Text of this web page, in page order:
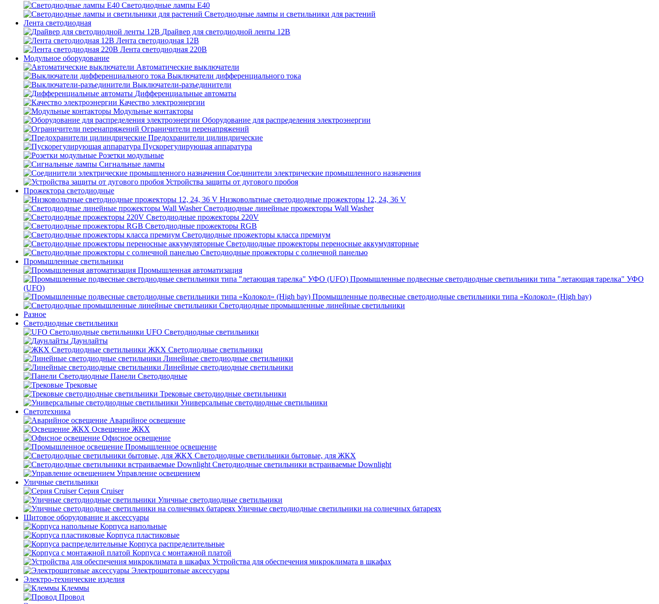
Светодиодные лампы Е40
Светодиодные лампы и светильники для растений
Лента светодиодная
Драйвер для светодиодной ленты 12В
Лента светодиодная 12В
Лента светодиодная 220В
Модульное оборудование
Автоматические выключатели
Выключатели дифференциального тока
Выключатели-разъединители
Дифференциальные автоматы
Качество электроэнергии
Модульные контакторы
Оборудование для распределения электроэнергии
Ограничители перенапряжений
Предохранители цилиндрические
Пускорегулирующая аппаратура
Розетки модульные
Сигнальные лампы
Соединители электрические промышленного назначения
Устройства защиты от дугового пробоя
Прожектора светодиодные
Низковольтные светодиодные прожекторы 12, 24, 36 V
Светодиодные линейные прожекторы Wall Washer
Светодиодные прожекторы 220V
Светодиодные прожекторы RGB
Светодиодные прожекторы класса премиум
Светодиодные прожекторы переносные аккумуляторные
Светодиодные прожекторы с солнечной панелью
Промышленные светильники
Промышленная автоматизация
Промышленные подвесные cветодиодные светильники типа "летающая тарелка" УФО
(UFO)
Промышленные подвесные cветодиодные светильники типа «Колокол» (High bay)
Светодиодные промышленные линейные светильники
Разное
Светодиодные светильники
UFO Светодиодные светильники
Даунлайты
ЖКХ Светодиодные светильники
Линейные светодиодные светильники
Линейные светодиодные светильники
Панели Светодиодные
Трековые
Трековые светодиодные светильники
Универсальные светодиодные светильники
Светотехника
Аварийное освещение
Освещение ЖКХ
Офисное освещение
Промышленное освещение
Светодиодные светильники бытовые, для ЖКХ
Светодиодные светильники встраиваемые Downlight
Управление освещением
Уличные светильники
Серия Cruiser
Уличные светодиодные светильники
Уличные светодиодные светильники на солнечных батареях
Щитовое оборудование и аксессуары
Корпуса напольные
Корпуса пластиковые
Корпуса распределительные
Корпуса с монтажной платой
Устройства для обеспечения микроклимата в шкафах
Электрощитовые аксессуары
Электро-технические изделия
Клеммы
Провод